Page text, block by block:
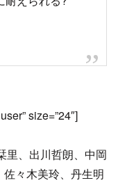
size=”24″]
里、出川哲朗、中岡
々木美玲、丹生明